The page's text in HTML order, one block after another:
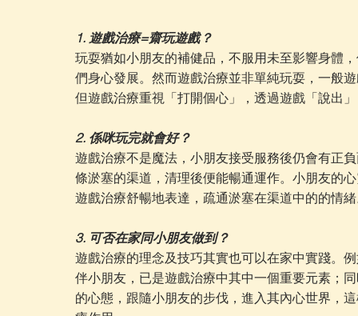
1. 遊戲治療=齋玩遊戲？
玩耍猶如小朋友的補健品，不服用未至影響身體
們身心發展。然而遊戲治療並非單純玩耍，一般
但遊戲治療重視「打開個心」，透過遊戲「說出
2. 係咪玩完就會好？
遊戲治療不是魔法，小朋友接受服務後仍會有正
條淤塞的渠道，清理後便能暢通運作。小朋友的
遊戲治療舒暢地表達，疏通淤塞在渠道中的的情
3. 可否在家同小朋友做到？
遊戲治療的理念及技巧其實也可以在家中實踐。
伴小朋友，已是遊戲治療中其中一個重要元素；
的心態，跟隨小朋友的步伐，進入其內心世界，